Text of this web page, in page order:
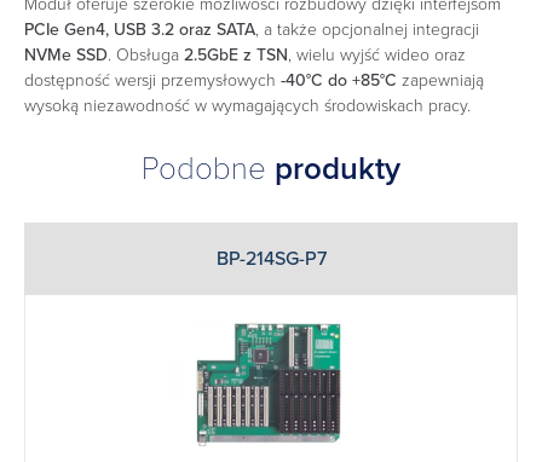
PCIe Gen4, USB 3.2 oraz SATA, a także opcjonalnej integracji
NVMe SSD. Obsługa 2.5GbE z TSN, wielu wyjść wideo oraz
dostępność wersji przemysłowych -40°C do +85°C zapewniają
wysoką niezawodność w wymagających środowiskach pracy.
Podobne produkty
BP-214SG-P7